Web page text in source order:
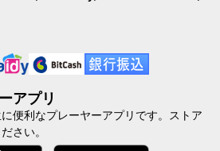
アプリ
便利なプレーヤーアプリです。ストア
さい。